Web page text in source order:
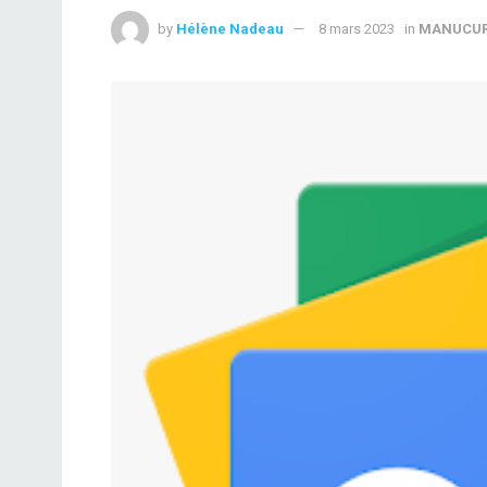
by Hélène Nadeau 8 mars 2023 in